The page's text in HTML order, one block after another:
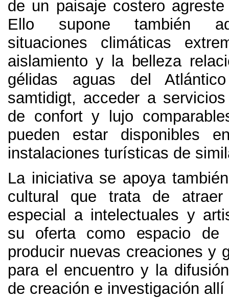
de un paisaje costero
Ello supone también
situaciones climáticas
aislamiento y la belleza
gélidas aguas del
samtidigt, acceder a
de confort y lujo
pueden estar disponibles
instalaciones turísticas de
La iniciativa se apoya
cultural que trata de
especial a intelectuales y
su oferta como espacio de
producir nuevas creaciones y
para el encuentro y la
de creación e investigación